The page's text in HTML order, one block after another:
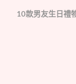
10款男友生日禮